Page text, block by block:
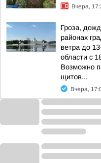
Вчера,
Гроза,
районах
ветра до
области с
Возможно
щитов...
Вчера,